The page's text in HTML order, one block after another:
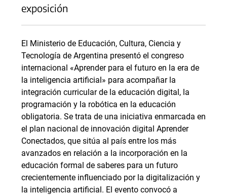
exposición
El Ministerio de Educación, Cultura, Ciencia y
Tecnología de Argentina presentó el congreso
internacional «Aprender para el futuro en la era de
la inteligencia artificial» para acompañar la
integración curricular de la educación digital, la
programación y la robótica en la educación
obligatoria. Se trata de una iniciativa enmarcada en
el plan nacional de innovación digital Aprender
Conectados, que sitúa al país entre los más
avanzados en relación a la incorporación en la
educación formal de saberes para un futuro
crecientemente influenciado por la digitalización y
la inteligencia artificial. El evento convocó a